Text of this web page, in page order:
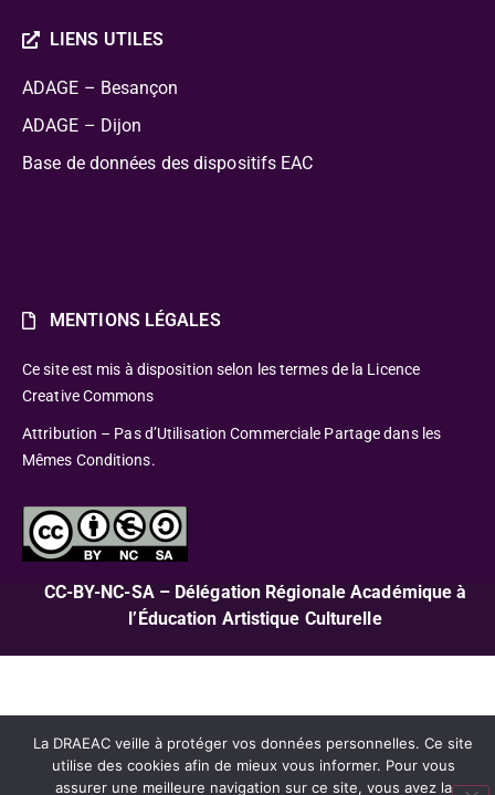
LIENS UTILES
ADAGE – Besançon
ADAGE – Dijon
Base de données des dispositifs EAC
MENTIONS LÉGALES
Ce site est mis à disposition selon les termes de la Licence
Creative Commons
Attribution – Pas d’Utilisation Commerciale Partage dans les
Mêmes Conditions.
CC-BY-NC-SA – Délégation Régionale Académique à
l’Éducation Artistique Culturelle
La DRAEAC veille à protéger vos données personnelles. Ce site
utilise des cookies afin de mieux vous informer. Pour vous
assurer une meilleure navigation sur ce site, vous avez la